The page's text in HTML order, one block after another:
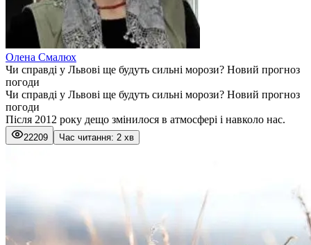
Олена Смалюх
Чи справді у Львові ще будуть сильні морози? Новий прогноз
погоди
Чи справді у Львові ще будуть сильні морози? Новий прогноз
погоди
Після 2012 року дещо змінилося в атмосфері і навколо нас.
22209 Час читання: 2 хв